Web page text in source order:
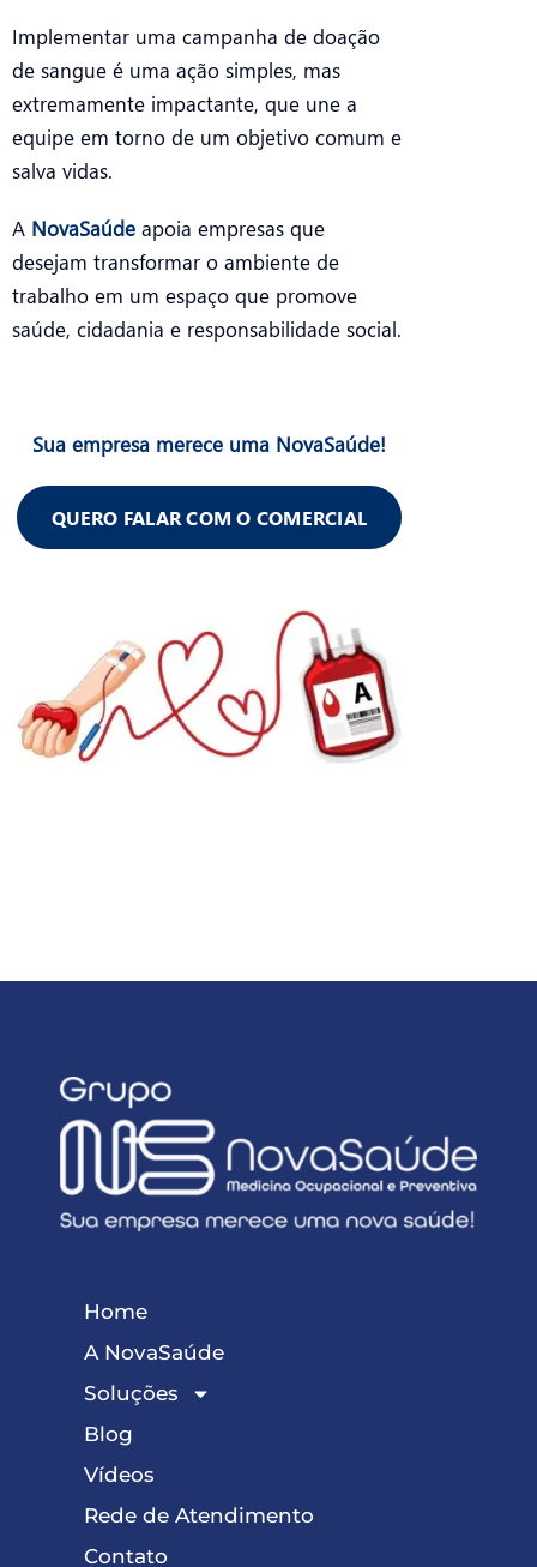
Implementar uma campanha de doação
de sangue é uma ação simples, mas
extremamente impactante, que une a
equipe em torno de um objetivo comum e
salva vidas.
A NovaSaúde apoia empresas que
desejam transformar o ambiente de
trabalho em um espaço que promove
saúde, cidadania e responsabilidade social.
Sua empresa merece uma NovaSaúde!
QUERO FALAR COM O COMERCIAL
Home
A NovaSaúde
Soluções
Blog
Vídeos
Rede de Atendimento
Contato